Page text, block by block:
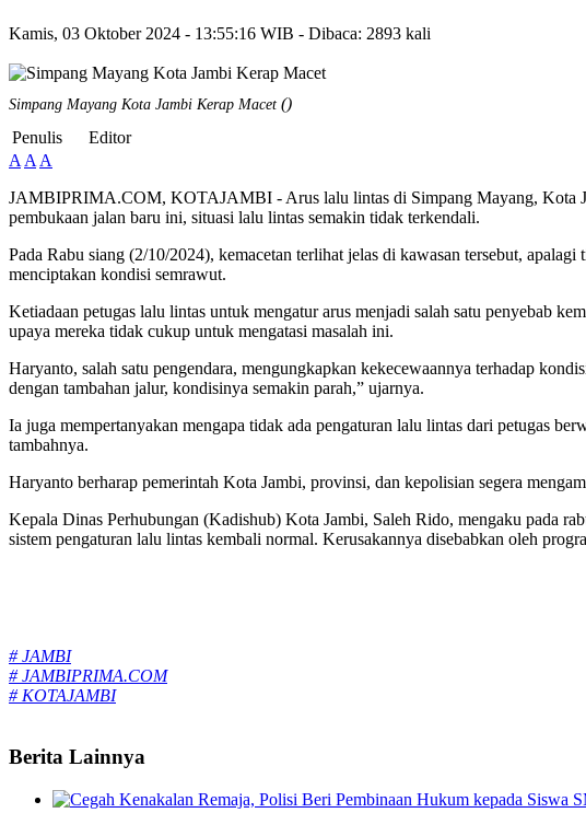
Kamis, 03 Oktober 2024 - 13:55:16 WIB - Dibaca: 2893 kali
Simpang Mayang Kota Jambi Kerap Macet ()
Penulis
Editor
A A A
JAMBIPRIMA.COM, KOTAJAMBI - Arus lalu lintas di Simpang Mayang, Kota
pembukaan jalan baru ini, situasi lalu lintas semakin tidak terkendali.
Pada Rabu siang (2/10/2024), kemacetan terlihat jelas di kawasan tersebut,
menciptakan kondisi semrawut.
Ketiadaan petugas lalu lintas untuk mengatur arus menjadi salah satu penyebab
upaya mereka tidak cukup untuk mengatasi masalah ini.
Haryanto, salah satu pengendara, mengungkapkan kekecewaannya terhadap
dengan tambahan jalur, kondisinya semakin parah,” ujarnya.
Ia juga mempertanyakan mengapa tidak ada pengaturan lalu lintas dari petugas
tambahnya.
Haryanto berharap pemerintah Kota Jambi, provinsi, dan kepolisian segera
Kepala Dinas Perhubungan (Kadishub) Kota Jambi, Saleh Rido, mengaku pada
sistem pengaturan lalu lintas kembali normal. Kerusakannya disebabkan oleh
# JAMBI
# JAMBIPRIMA.COM
# KOTAJAMBI
Berita Lainnya